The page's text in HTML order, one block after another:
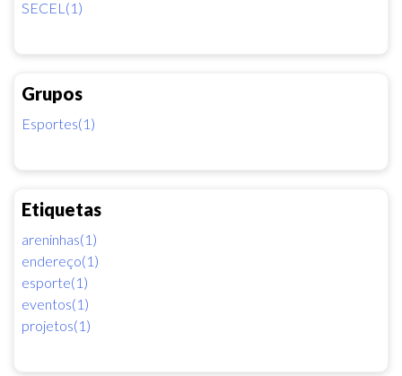
SECEL(1)
Grupos
Esportes(1)
Etiquetas
areninhas(1)
endereço(1)
esporte(1)
eventos(1)
projetos(1)